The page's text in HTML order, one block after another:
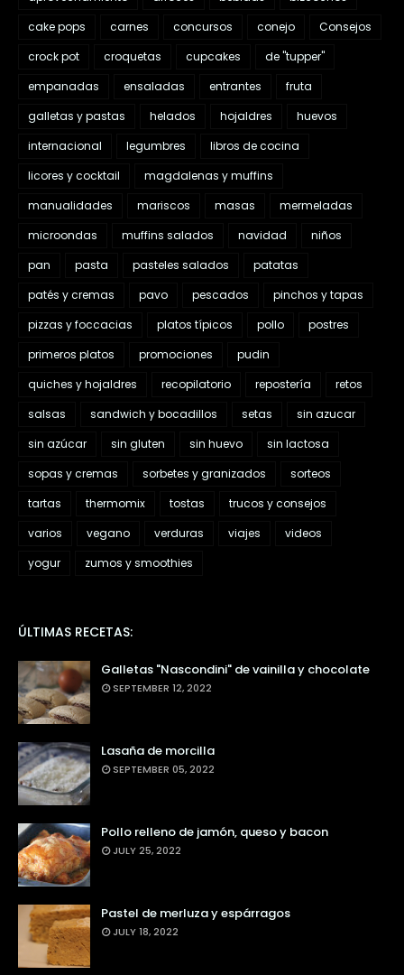
cake pops
carnes concursos conejo
Consejos
crock pot
croquetas cupcakes
de "tupper"
empanadas
ensaladas entrantes
fruta
galletas y pastas
helados hojaldres
huevos
internacional
legumbres
libros de cocina
licores y cocktail
magdalenas y muffins
manualidades
mariscos masas
mermeladas
microondas
muffins salados navidad
niños
pan
pasta pasteles salados
patatas
patés y cremas
pavo pescados
pinchos y tapas
pizzas y foccacias
platos típicos pollo
postres
primeros platos
promociones
pudin
quiches y hojaldres
recopilatorio repostería
retos
salsas
sandwich y bocadillos setas
sin azucar
sin azúcar
sin gluten sin huevo
sin lactosa
sopas y cremas
sorbetes y granizados
sorteos
tartas
thermomix tostas
trucos y consejos
varios
vegano verduras viajes
videos
yogur
zumos y smoothies
ÚLTIMAS RECETAS:
Galletas "Nascondini" de vainilla y chocolate
SEPTEMBER 12, 2022
Lasaña de morcilla
SEPTEMBER 05, 2022
Pollo relleno de jamón, queso y bacon
JULY 25, 2022
Pastel de merluza y espárragos
JULY 18, 2022